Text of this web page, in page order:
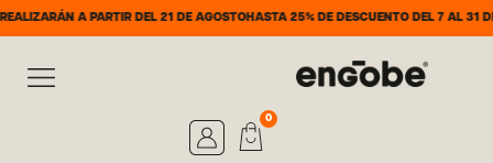
A PARTIR DEL 21 DE AGOSTOHASTA 25% DE DESCUENTO DEL 7 AL 31 DE
0